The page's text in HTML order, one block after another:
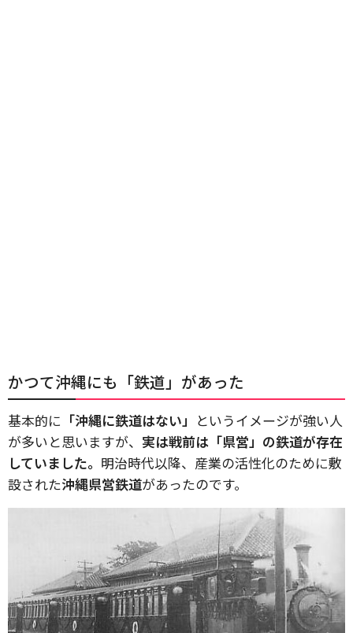
かつて沖縄にも「鉄道」があった
基本的に 「沖縄に鉄道はない」 というイメージが強い人
が多いと思いますが、 実は戦前は「県営」の鉄道が存在
していました。 明治時代以降、産業の活性化のために敷
設された沖縄県営鉄道があったのです。